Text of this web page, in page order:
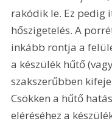
rakódik le. Ez pedig
hőszigetelés. A
inkább rontja a
a készülék hűtő
szakszerűbben
Csökken a hűtő
eléréséhez a